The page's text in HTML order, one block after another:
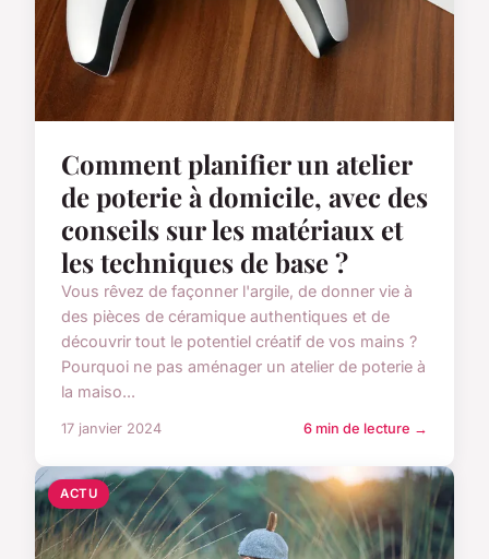
Comment planifier un atelier
de poterie à domicile, avec des
conseils sur les matériaux et
les techniques de base ?
Vous rêvez de façonner l'argile, de donner vie à
des pièces de céramique authentiques et de
découvrir tout le potentiel créatif de vos mains ?
Pourquoi ne pas aménager un atelier de poterie à
la maiso...
17 janvier 2024 6 min de lecture →
ACTU